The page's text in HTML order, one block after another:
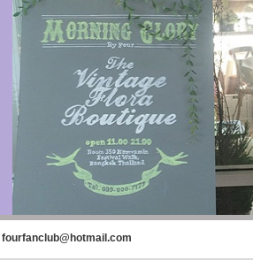
fourfanclub@hotmail.com